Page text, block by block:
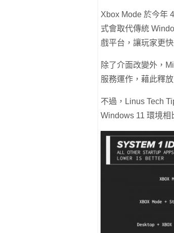
Xbox Mode 於今年
式會取代傳統
戲平台，讓玩家更
除了介面改變外，
服務運作，藉此釋
不過，Linus Tech
Windows 11 環境相